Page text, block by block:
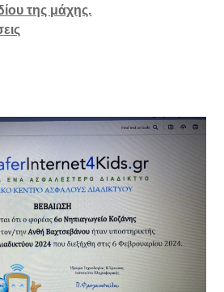
της μάχης.